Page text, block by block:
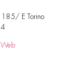
185/ E Torino
Web